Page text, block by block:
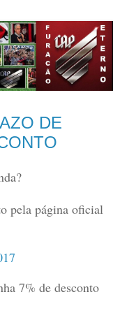
DE
pela página oficial
7% de desconto